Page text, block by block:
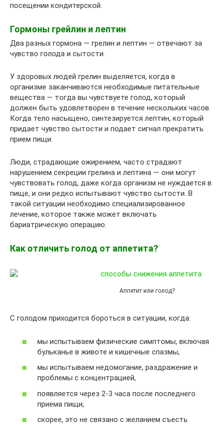
посещении кондитерской.
Гормоны грейлин и лептин
Два разных гормона — грелин и лептин — отвечают за
чувство голода и сытости.
У здоровых людей грелин выделяется, когда в
организме заканчиваются необходимые питательные
вещества — тогда вы чувствуете голод, который
должен быть удовлетворен в течение нескольких часов.
Когда тело насыщено, синтезируется лептин, который
придает чувство сытости и подает сигнал прекратить
прием пищи.
Люди, страдающие ожирением, часто страдают
нарушением секреции грелина и лептина — они могут
чувствовать голод, даже когда организм не нуждается в
пище, и они редко испытывают чувство сытости. В
такой ситуации необходимо специализированное
лечение, которое также может включать
бариатрическую операцию.
Как отличить голод от аппетита?
Аппетит или голод?
С голодом приходится бороться в ситуации, когда:
мы испытываем физические симптомы, включая
бульканье в животе и кишечные спазмы,
мы испытываем недомогание, раздражение и
проблемы с концентрацией,
появляется через 2-3 часа после последнего
приема пищи,
скорее, это не связано с желанием съесть